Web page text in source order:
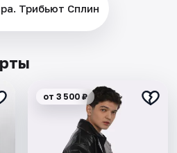
Трибьют Сплин
от 3 500 ₽